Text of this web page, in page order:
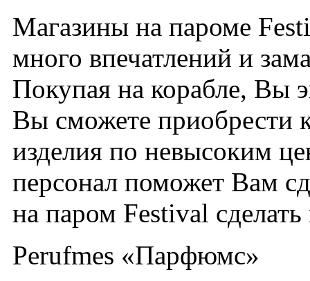
Магазины на пароме
много впечатлений и
Покупая на корабле, Вы
Вы сможете приобрести
изделия по невысоким
персонал поможет Вам
на паром Festival
Perufmes «Парфюмc»